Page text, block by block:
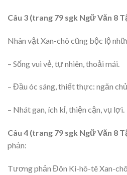
Câu 3 (trang 79 sgk Ngữ Văn 8
Nhân vật Xan-chô cũng bộc lộ
– Sống vui vẻ, tự nhiên, thoải mái.
– Đầu óc sáng, thiết thực: ngăn
– Nhát gan, ích kỉ, thiện cận, vụ lợi.
Câu 4 (trang 79 sgk Ngữ Văn 8
phản:
Tương phản Đôn Ki-hô-tê Xan-